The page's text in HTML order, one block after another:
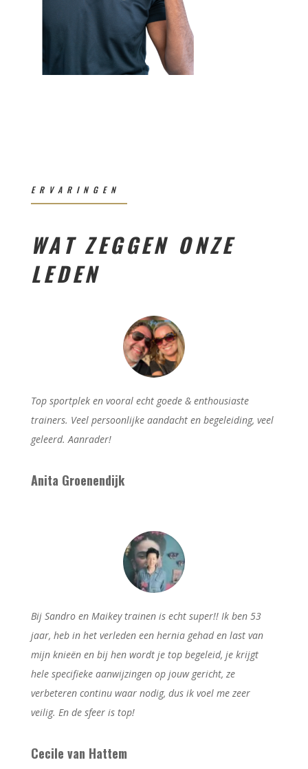
ERVARINGEN
WAT ZEGGEN ONZE
LEDEN
Top sportplek en vooral echt goede & enthousiaste
trainers. Veel persoonlijke aandacht en begeleiding, veel
geleerd. Aanrader!
Anita Groenendijk
Bij Sandro en Maikey trainen is echt super!! Ik ben 53
jaar, heb in het verleden een hernia gehad en last van
mijn knieën en bij hen wordt je top begeleid, je krijgt
hele specifieke aanwijzingen op jouw gericht, ze
verbeteren continu waar nodig, dus ik voel me zeer
veilig. En de sfeer is top!
Cecile van Hattem